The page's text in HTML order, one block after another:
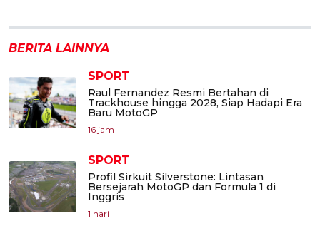
BERITA LAINNYA
SPORT
Raul Fernandez Resmi Bertahan di
Trackhouse hingga 2028, Siap Hadapi Era
Baru MotoGP
16 jam
SPORT
Profil Sirkuit Silverstone: Lintasan
Bersejarah MotoGP dan Formula 1 di
Inggris
1 hari